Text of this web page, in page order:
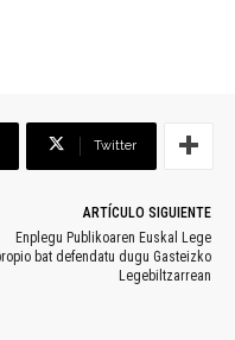
Twitter
ARTÍCULO SIGUIENTE
Enplegu Publikoaren Euskal Lege
bat defendatu dugu Gasteizko
Legebiltzarrean